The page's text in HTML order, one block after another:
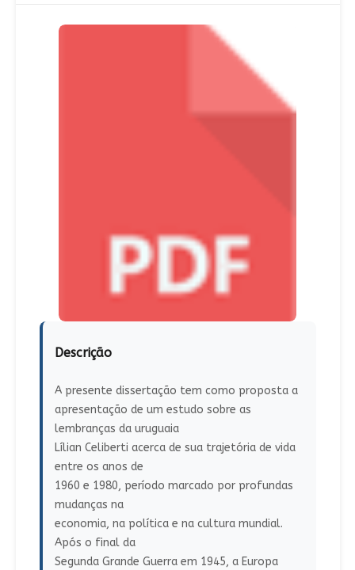
Descrição
A presente dissertação tem como proposta a
apresentação de um estudo sobre as
lembranças da uruguaia
Lílian Celiberti acerca de sua trajetória de vida
entre os anos de
1960 e 1980, período marcado por profundas
mudanças na
economia, na política e na cultura mundial.
Após o final da
Segunda Grande Guerra em 1945, a Europa